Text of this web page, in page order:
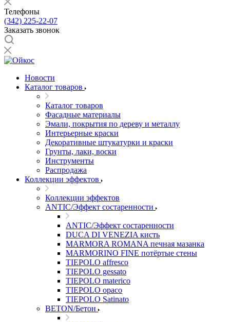
Телефоны
(342) 225-22-07
Заказать звонок
Новости
Каталог товаров
Каталог товаров
Фасадные материалы
Эмали, покрытия по дереву и металлу
Интерьерные краски
Декоративные штукатурки и краски
Грунты, лаки, воски
Инструменты
Распродажа
Коллекции эффектов
Коллекции эффектов
ANTIC/Эффект состаренности
ANTIC/Эффект состаренности
DUCA DI VENEZIA кисть
MARMORA ROMANA печная мазанка
MARMORINO FINE потёртые стены
TIEPOLO affresco
TIEPOLO gessato
TIEPOLO materico
TIEPOLO opaco
TIEPOLO Satinato
BETON/Бетон